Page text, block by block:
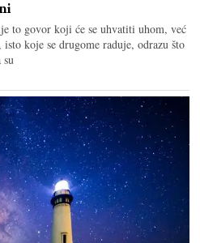
to govor koji će se uhvatiti uhom, već
koje se drugome raduje, odrazu što
su